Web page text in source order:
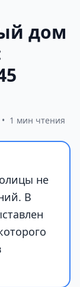
дом
• 1 мин чтения
не
В